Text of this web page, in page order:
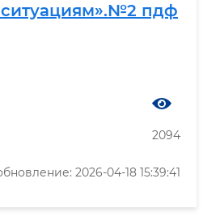
пдф
2094
2026-04-18 15:39:41